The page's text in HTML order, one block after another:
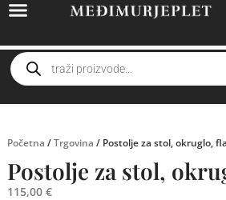
Početna /Trgovina / Postolje za stol, okruglo,
Postolje za stol,
115,00 €